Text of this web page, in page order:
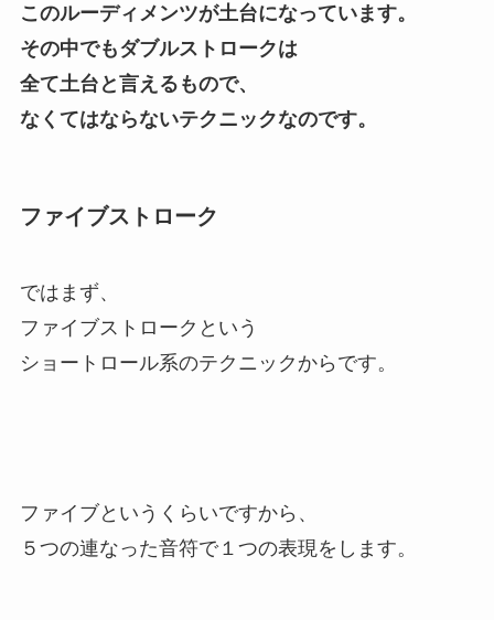
このルーディメンツが土台になっています。
その中でもダブルストロークは
全て土台と言えるもので、
なくてはならないテクニックなのです。
ファイブストローク
ではまず、
ファイブストロークという
ショートロール系のテクニックからです。
ファイブというくらいですから、
５つの連なった音符で１つの表現をします。